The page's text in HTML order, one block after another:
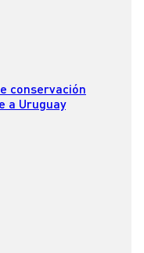
conservación
a Uruguay